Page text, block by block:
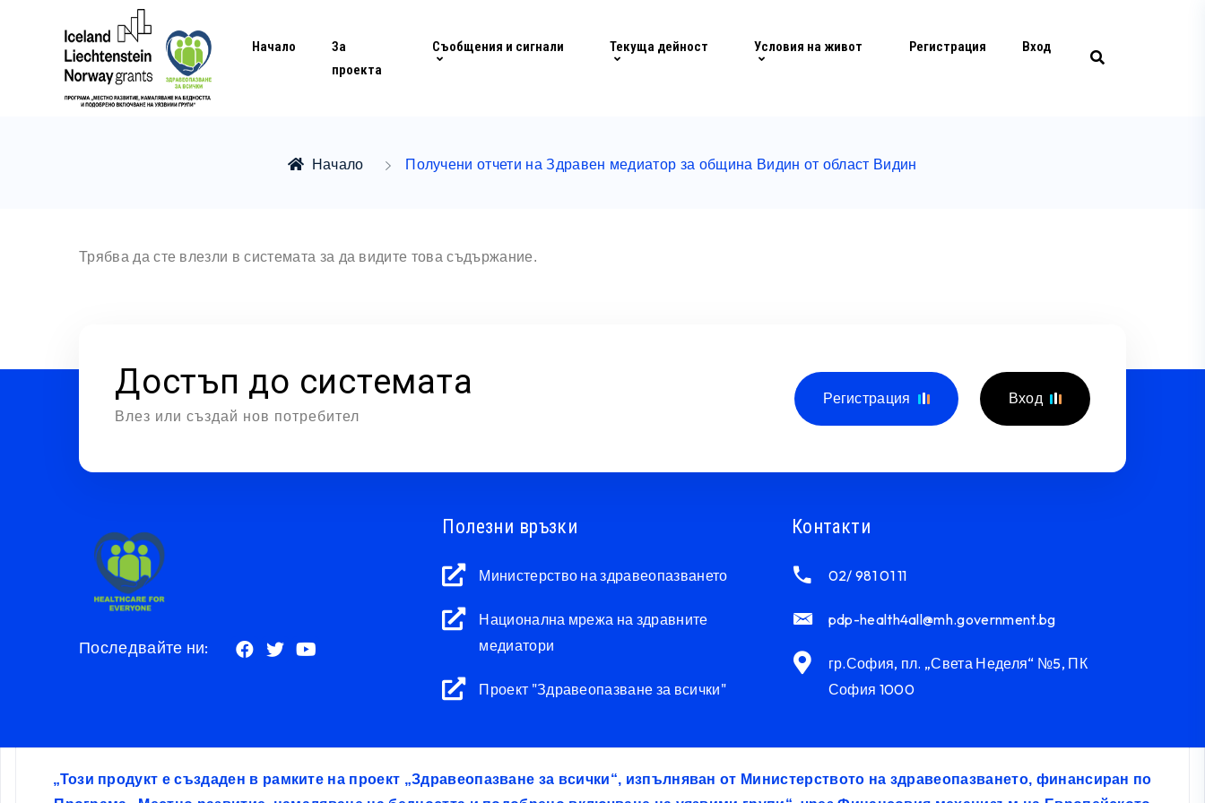
Начало
За
проекта
Съобщения и сигнали Текуща дейност Условия на живот Регистрация Вход
Начало Получени отчети на Здравен медиатор за община Видин от област Видин
Трябва да сте влезли в системата за да видите това съдържание.
Достъп до системата
Влез или създай нов потребител
Регистрация Вход
Последвайте ни:
Полезни връзки
Министерство на здравеопазването
Национална мрежа на здравните
медиатори
Проект "Здравеопазване за всички"
Контакти
02/ 981 01 11
pdp-health4all@mh.government.bg
гр.София, пл. „Света Неделя“ №5, ПК
София 1000
„Този продукт е създаден в рамките на проект „Здравеопазване за всички“, изпълняван от Министерството на здравеопазването, финансиран по